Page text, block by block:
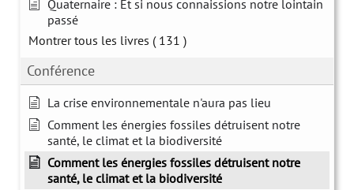
Quaternaire : Et si nous connaissions notre lointain
passé
Montrer tous les livres ( 131 )
Conférence
La crise environnementale n'aura pas lieu
Comment les énergies fossiles détruisent notre
santé, le climat et la biodiversité
Comment les énergies fossiles détruisent notre
santé, le climat et la biodiversité